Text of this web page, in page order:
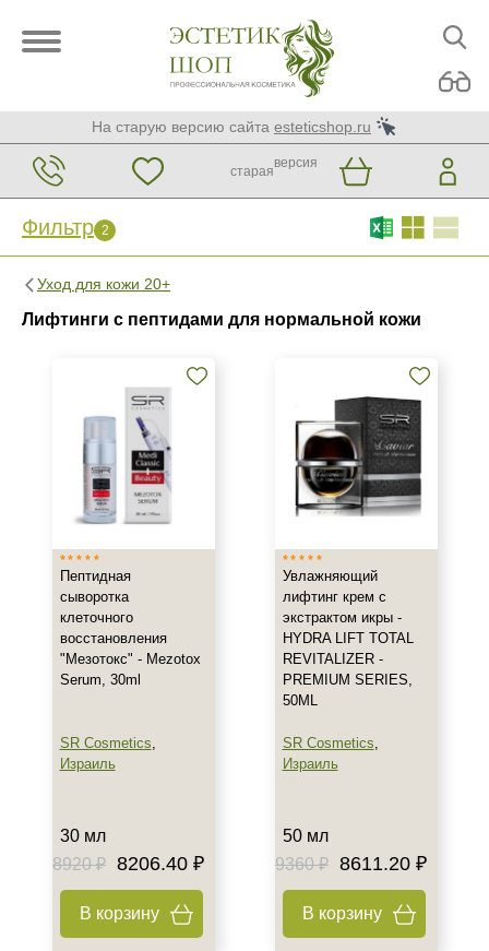
На старую версию сайта esteticshop.ru
старая
версия
Фильтр 2
Уход для кожи 20+
Лифтинги с пептидами для нормальной кожи
Фильтр 2 Сброс
Израиль
Испания
Россия
Показать еще
Тип товара
Лифтинг
Гель
Гоммаж
Класс косметики
Универсальная
Тип кожи
Все типы кожи
Пептидная
сыворотка
клеточного
восстановления
"Мезотокс" - Mezotox
Serum, 30ml
SR Cosmetics,
Израиль
30 мл
8920 ₽ 8206.40 ₽
В корзину
Увлажняющий
лифтинг крем с
экстрактом икры -
HYDRA LIFT TOTAL
REVITALIZER -
PREMIUM SERIES,
50ML
SR Cosmetics,
Израиль
50 мл
9360 ₽ 8611.20 ₽
В корзину